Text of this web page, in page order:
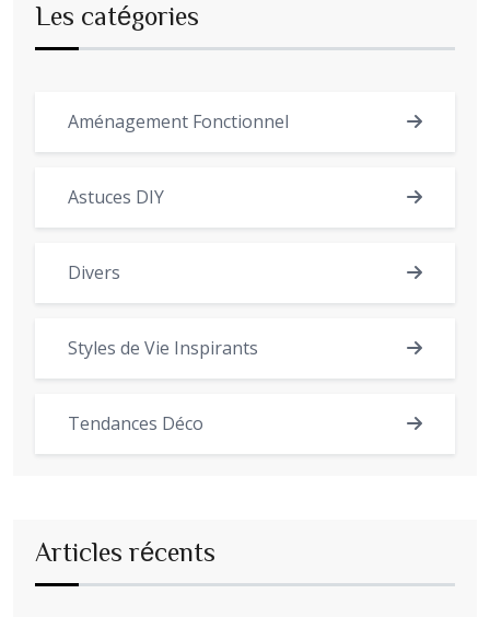
Les catégories
Aménagement Fonctionnel
Astuces DIY
Divers
Styles de Vie Inspirants
Tendances Déco
Articles récents